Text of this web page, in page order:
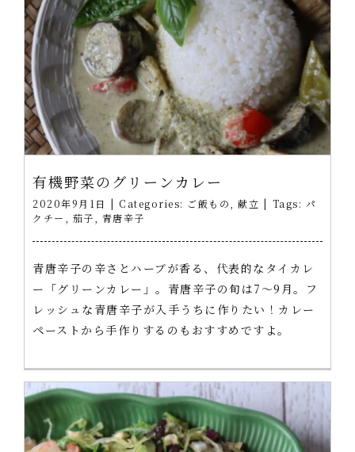
有機野菜のグリーンカレー
2020年9月1日 | Categories: ご飯もの 献立 | Tags: パ
クチー
茄子 青唐辛子
青唐辛子の辛さとハーブが香る、代表的なタイカレ
ー「グリーンカレー」。青唐辛子の旬は7～9月。フ
レッシュな青唐辛子が入手うちに作りたい！カレー
ペーストから手作りするのもおすすめですよ。